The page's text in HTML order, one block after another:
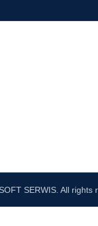
SERWIS. All rights